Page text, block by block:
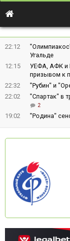
22:12
Угальде
12:15
УЕФА, АФК и
призывом к
22:32
"Рубин" и
22:02
"Спартак" в
2
19:02 "Родина"